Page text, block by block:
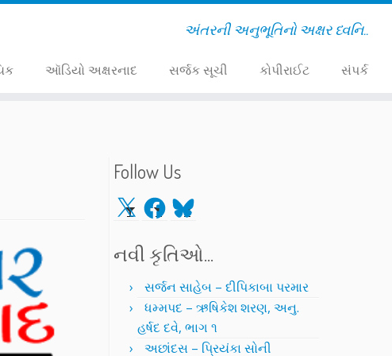
અંતરની અનુભૂતિનો અક્ષર ધ્વનિ..
ઑડિયો અક્ષરનાદ સર્જક સૂચી કોપીરાઈટ સંપર્ક
Follow Us
X Facebook
Bluesky
નવી કૃતિઓ…
સર્જન સાહેબ – દીપિકાબા પરમાર
ધમ્મપદ – ઋષિકેશ શરણ, અનુ.
હર્ષદ દવે, ભાગ ૧
અછાંદસ – પ્રિયંકા સોની